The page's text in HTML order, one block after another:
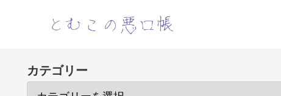
カテゴリー